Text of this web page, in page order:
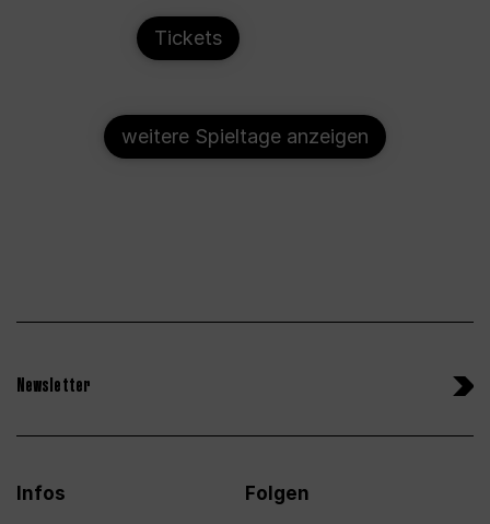
Tickets
weitere Spieltage anzeigen
Newsletter
Infos
Folgen